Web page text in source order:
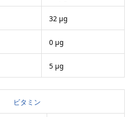
32 μg
0 μg
5 μg
ビタミン